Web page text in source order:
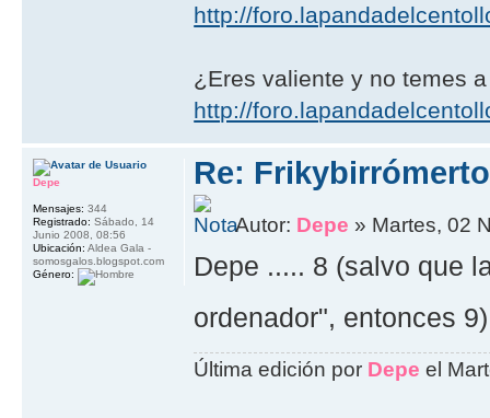
http://
¿Eres valiente y no temes
http://
Re:
Autor: Depe » Martes, 02
Depe ..... 8 (salvo que
ordenador", entonces
Última edición por Depe el
Depe
Mensajes: 344
Registrado: Sábado, 14
Junio 2008, 08:56
Ubicación: Aldea Gala -
somosgalos.blogspot.com
Género: